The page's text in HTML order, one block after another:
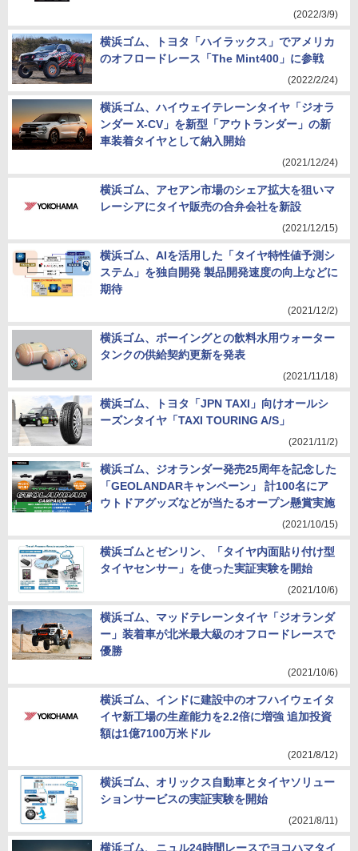
(2022/3/9)
横浜ゴム、トヨタ「ハイラックス」でアメリカ
のオフロードレース「The Mint400」に参戦
(2022/2/24)
横浜ゴム、ハイウェイテレーンタイヤ「ジオラ
ンダー X-CV」を新型「アウトランダー」の新
車装着タイヤとして納入開始
(2021/12/24)
横浜ゴム、アセアン市場のシェア拡大を狙いマ
レーシアにタイヤ販売の合弁会社を新設
(2021/12/15)
横浜ゴム、AIを活用した「タイヤ特性値予測シ
ステム」を独自開発 製品開発速度の向上などに
期待
(2021/12/2)
横浜ゴム、ボーイングとの飲料水用ウォーター
タンクの供給契約更新を発表
(2021/11/18)
横浜ゴム、トヨタ「JPN TAXI」向けオールシ
ーズンタイヤ「TAXI TOURING A/S」
(2021/11/2)
横浜ゴム、ジオランダー発売25周年を記念した
「GEOLANDARキャンペーン」 計100名にア
ウトドアグッズなどが当たるオープン懸賞実施
(2021/10/15)
横浜ゴムとゼンリン、「タイヤ内面貼り付け型
タイヤセンサー」を使った実証実験を開始
(2021/10/6)
横浜ゴム、マッドテレーンタイヤ「ジオランダ
ー」装着車が北米最大級のオフロードレースで
優勝
(2021/10/6)
横浜ゴム、インドに建設中のオフハイウェイタ
イヤ新工場の生産能力を2.2倍に増強 追加投資
額は1億7100万米ドル
(2021/8/12)
横浜ゴム、オリックス自動車とタイヤソリュー
ションサービスの実証実験を開始
(2021/8/11)
横浜ゴム、ニュル24時間レースでヨコハマタイ